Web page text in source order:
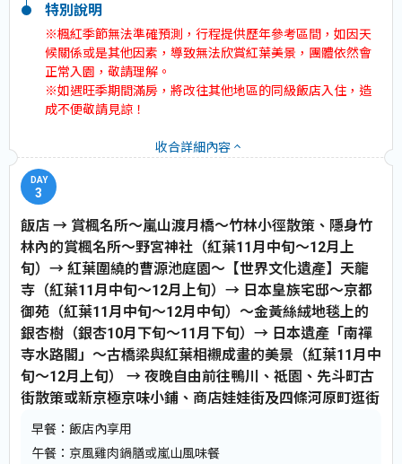
特別說明
※楓紅季節無法準確預測，行程提供歷年參考區間，如因天
候關係或是其他因素，導致無法欣賞紅葉美景，團體依然會
正常入園，敬請理解。
※如遇旺季期間滿房，將改往其他地區的同級飯店入住，造
成不便敬請見諒！
收合詳細內容
3
飯店 → 賞楓名所～嵐山渡月橋～竹林小徑散策、隱身竹
林內的賞楓名所～野宮神社（紅葉11月中旬～12月上
旬）→ 紅葉圍繞的曹源池庭園～【世界文化遺產】天龍
寺（紅葉11月中旬～12月上旬）→ 日本皇族宅邸～京都
御苑（紅葉11月中旬～12月中旬）～金黃絲絨地毯上的
銀杏樹（銀杏10月下旬～11月下旬）→ 日本遺產「南禪
寺水路閣」～古橋梁與紅葉相襯成畫的美景（紅葉11月中
旬～12月上旬） → 夜晚自由前往鴨川、祗園、先斗町古
街散策或新京極京味小鋪、商店娃娃街及四條河原町逛街
早餐： 飯店內享用
午餐： 京風雞肉鍋膳或嵐山風味餐